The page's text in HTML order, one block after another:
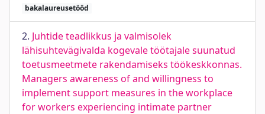
bakalaureusetööd
2. Juhtide teadlikkus ja valmisolek
lähisuhtevägivalda kogevale töötajale suunatud
toetusmeetmete rakendamiseks töökeskkonnas.
Managers awareness of and willingness to
implement support measures in the workplace
for workers experiencing intimate partner